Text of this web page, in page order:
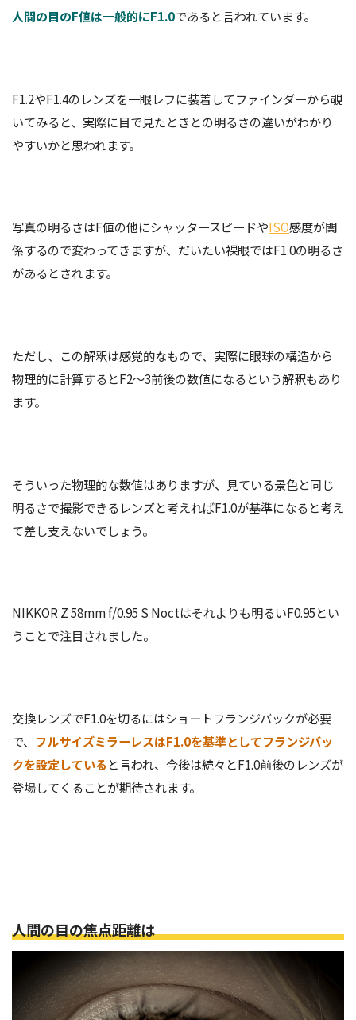
人間の目のF値は一般的にF1.0であると言われています。
F1.2やF1.4のレンズを一眼レフに装着してファインダーから覗
いてみると、実際に目で見たときとの明るさの違いがわかり
やすいかと思われます。
写真の明るさはF値の他にシャッタースピードやISO感度が関
係するので変わってきますが、だいたい裸眼ではF1.0の明るさ
があるとされます。
ただし、この解釈は感覚的なもので、実際に眼球の構造から
物理的に計算するとF2～3前後の数値になるという解釈もあり
ます。
そういった物理的な数値はありますが、見ている景色と同じ
明るさで撮影できるレンズと考えればF1.0が基準になると考え
て差し支えないでしょう。
NIKKOR Z 58mm f/0.95 S Noctはそれよりも明るいF0.95とい
うことで注目されました。
交換レンズでF1.0を切るにはショートフランジバックが必要
で、 フルサイズミラーレスはF1.0を基準としてフランジバッ
クを設定している と言われ、今後は続々とF1.0前後のレンズが
登場してくることが期待されます。
人間の目の焦点距離は